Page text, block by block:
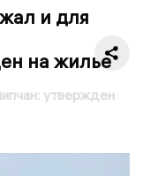
и для
на жилье
утвержден